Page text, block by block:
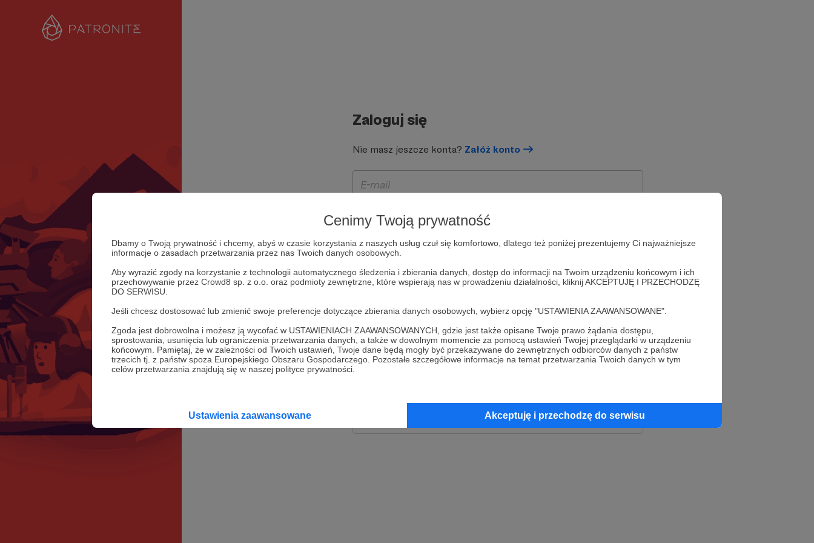
Cenimy Twoją prywatność
Dbamy o Twoją prywatność i chcemy, abyś w czasie korzystania z naszych usług czuł się komfortowo, dlatego też poniżej prezentujemy Ci najważniejsze
informacje o zasadach przetwarzania przez nas Twoich danych osobowych.
Aby wyrazić zgody na korzystanie z technologii automatycznego śledzenia i zbierania danych, dostęp do informacji na Twoim urządzeniu końcowym i ich
przechowywanie przez Crowd8 sp. z o.o. oraz podmioty zewnętrzne, które wspierają nas w prowadzeniu działalności, kliknij AKCEPTUJĘ I PRZECHODZĘ
DO SERWISU.
Jeśli chcesz dostosować lub zmienić swoje preferencje dotyczące zbierania danych osobowych, wybierz opcję "USTAWIENIA ZAAWANSOWANE".
Zgoda jest dobrowolna i możesz ją wycofać w USTAWIENIACH ZAAWANSOWANYCH, gdzie jest także opisane Twoje prawo żądania dostępu,
sprostowania, usunięcia lub ograniczenia przetwarzania danych, a także w dowolnym momencie za pomocą ustawień Twojej przeglądarki w urządzeniu
końcowym. Pamiętaj, że w zależności od Twoich ustawień, Twoje dane będą mogły być przekazywane do zewnętrznych odbiorców danych z państw
trzecich tj. z państw spoza Europejskiego Obszaru Gospodarczego. Pozostałe szczegółowe informacje na temat przetwarzania Twoich danych w tym
celów przetwarzania znajdują się w naszej polityce prywatności.
Ustawienia zaawansowane Akceptuję i przechodzę do serwisu
Zaloguj się
Nie masz jeszcze konta? Załóż konto
Zapamiętaj mnie
lub
Kontynuuj z Apple